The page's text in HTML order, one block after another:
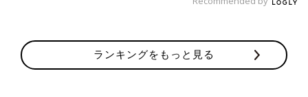
ランキングをもっと見る